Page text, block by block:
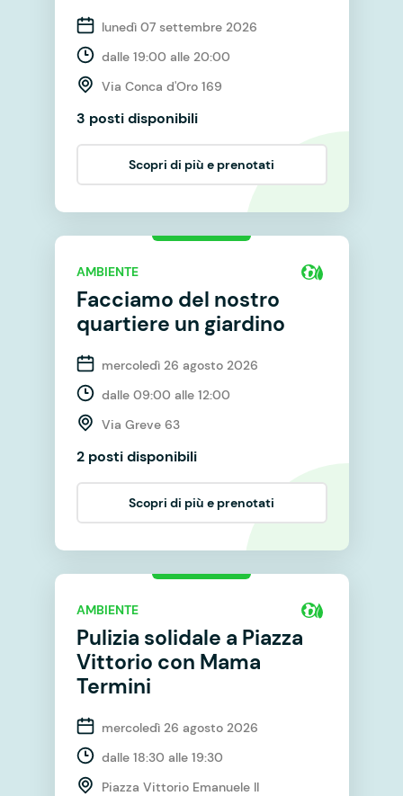
lunedì 07 settembre 2026
dalle 19:00 alle 20:00
Via Conca d'Oro 169
3 posti disponibili
Scopri di più e prenotati
AMBIENTE
Facciamo del nostro
quartiere un giardino
mercoledì 26 agosto 2026
dalle 09:00 alle 12:00
Via Greve 63
2 posti disponibili
Scopri di più e prenotati
AMBIENTE
Pulizia solidale a Piazza
Vittorio con Mama
Termini
mercoledì 26 agosto 2026
dalle 18:30 alle 19:30
Piazza Vittorio Emanuele II